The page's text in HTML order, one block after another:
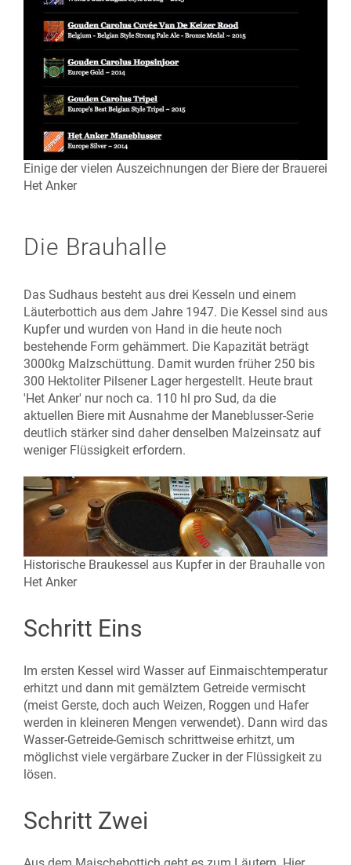
Einige der vielen Auszeichnungen der Biere der Brauerei
Het Anker
Die Brauhalle
Das Sudhaus besteht aus drei Kesseln und einem
Läuterbottich aus dem Jahre 1947. Die Kessel sind aus
Kupfer und wurden von Hand in die heute noch
bestehende Form gehämmert. Die Kapazität beträgt
3000kg Malzschüttung. Damit wurden früher 250 bis
300 Hektoliter Pilsener Lager hergestellt. Heute braut
'Het Anker' nur noch ca. 110 hl pro Sud, da die
aktuellen Biere mit Ausnahme der Maneblusser-Serie
deutlich stärker sind daher denselben Malzeinsatz auf
weniger Flüssigkeit erfordern.
Historische Braukessel aus Kupfer in der Brauhalle von
Het Anker
Schritt Eins
Im ersten Kessel wird Wasser auf Einmaischtemperatur
erhitzt und dann mit gemälztem Getreide vermischt
(meist Gerste, doch auch Weizen, Roggen und Hafer
werden in kleineren Mengen verwendet). Dann wird das
Wasser-Getreide-Gemisch schrittweise erhitzt, um
möglichst viele vergärbare Zucker in der Flüssigkeit zu
lösen.
Schritt Zwei